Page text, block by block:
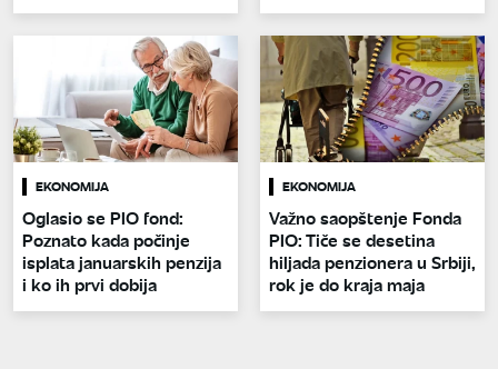
EKONOMIJA
Oglasio se PIO fond:
Poznato kada počinje
isplata januarskih penzija
i ko ih prvi dobija
EKONOMIJA
Važno saopštenje Fonda
PIO: Tiče se desetina
hiljada penzionera u Srbiji,
rok je do kraja maja